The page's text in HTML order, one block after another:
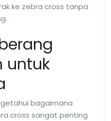
ke zebra cross tanpa
untuk
bagaimana
cross sangat penting